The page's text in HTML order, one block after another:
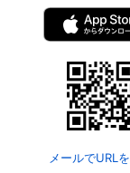
メールでURL